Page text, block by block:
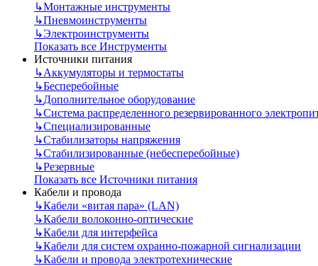
↳Монтажные инструменты
↳Пневмоинструменты
↳Электроинструменты
Показать все Инструменты
Источники питания
↳Аккумуляторы и термостаты
↳Бесперебойные
↳Дополнительное оборудование
↳Система распределенного резервированного
↳Специализированные
↳Стабилизаторы напряжения
↳Стабилизированные (небесперебойные)
↳Резервные
Показать все Источники питания
Кабели и провода
↳Кабели «витая пара» (LAN)
↳Кабели волоконно-оптические
↳Кабели для интерфейса
↳Кабели для систем охранно-пожарной сигнализации
↳Кабели и провода электротехнические